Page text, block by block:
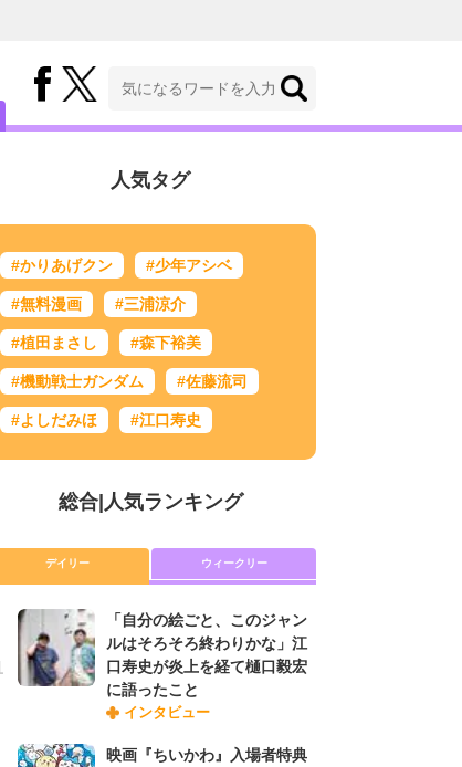
人気タグ
#かりあげクン #少年アシベ
#無料漫画 #三浦涼介
#植田まさし #森下裕美
#機動戦士ガンダム #佐藤流司
#よしだみほ #江口寿史
総合| 人気ランキング
デイリー ウィークリー
「自分の絵ごと、このジャン
ルはそろそろ終わりかな」江
口寿史が炎上を経て樋口毅宏
に語ったこと
インタビュー
映画『ちいかわ』入場者特典